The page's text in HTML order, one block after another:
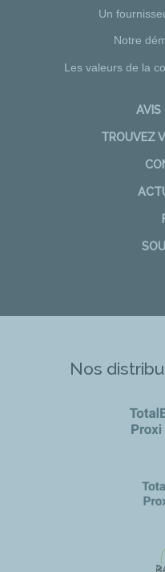
Un
Notre
Les valeurs de la
AVIS
TROUVEZ
Nos